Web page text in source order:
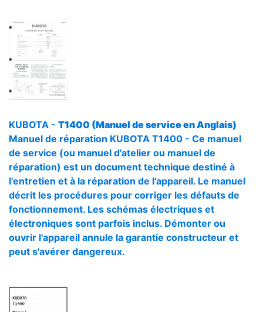
KUBOTA - T1400 (Manuel de service en Anglais)
Manuel de réparation KUBOTA T1400 - Ce manuel
de service (ou manuel d'atelier ou manuel de
réparation) est un document technique destiné à
l'entretien et à la réparation de l'appareil. Le manuel
décrit les procédures pour corriger les défauts de
fonctionnement. Les schémas électriques et
électroniques sont parfois inclus. Démonter ou
ouvrir l'appareil annule la garantie constructeur et
peut s'avérer dangereux.